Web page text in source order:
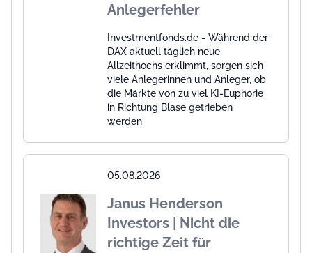
Anlegerfehler
Investmentfonds.de - Während der
DAX aktuell täglich neue
Allzeithochs erklimmt, sorgen sich
viele Anlegerinnen und Anleger, ob
die Märkte von zu viel KI-Euphorie
in Richtung Blase getrieben
werden.
05.08.2026
Janus Henderson
Investors | Nicht die
richtige Zeit für